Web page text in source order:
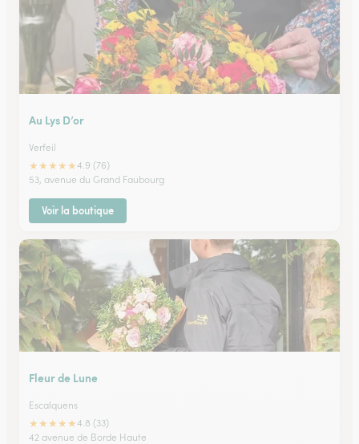
Au Lys D’or
Verfeil
★★★★★4.9 (76)
53, avenue du Grand Faubourg
Voir la boutique
Fleur de Lune
Escalquens
★★★★★4.8 (33)
42 avenue de Borde Haute